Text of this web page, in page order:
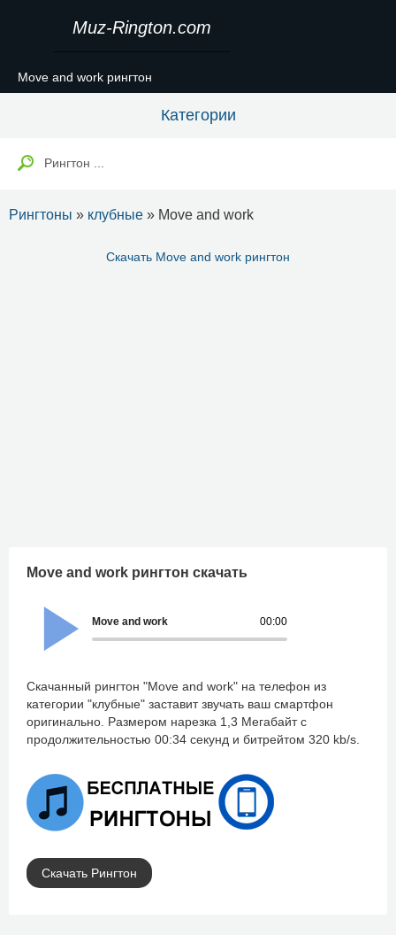
Muz-Rington.com
Move and work рингтон
Категории
Рингтоны » клубные » Move and work
Скачать Move and work рингтон
Move and work рингтон скачать
00:00
Move and work
Скачанный рингтон "Move and work" на телефон из
категории "клубные" заставит звучать ваш смартфон
оригинально. Размером нарезка 1,3 Мегабайт с
продолжительностью 00:34 секунд и битрейтом 320 kb/s.
Скачать Рингтон